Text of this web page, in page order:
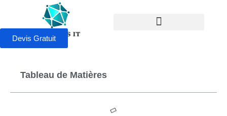
Devis Gratuit
Tableau de Matières